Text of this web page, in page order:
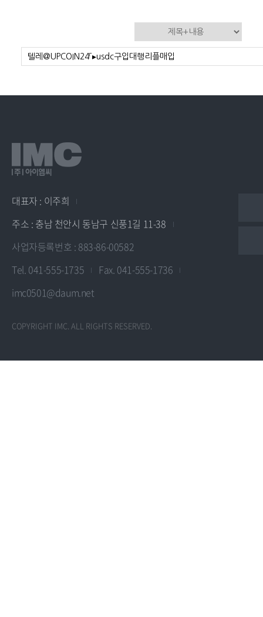
대표자 : 이주희
주소 : 충남 천안시 동남구 신풍1길 11-38
사업자등록번호 : 883-86-00582
Tel. 041-555-1735
Fax. 041-555-1736
imc0501@daum.net
COPYRIGHT IMC. ALL RIGHTS RESERVED.